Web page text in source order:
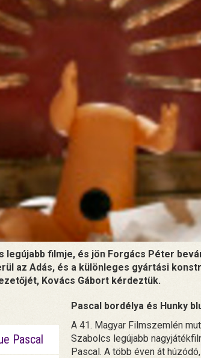
legújabb filmje, és jön Forgács Péter
az Adás, és a különleges gyártási
Kovács Gábort kérdeztük.
Pascal
Pascal bordélya és Hunky
A 41. Magyar Filmszemlén
Szabolcs legújabb
Pascal. A több éven át